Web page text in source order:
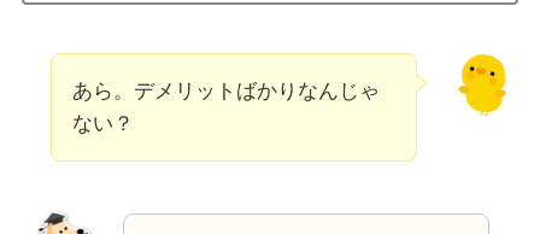
あら。デメリットばかりなんじゃ
ない？